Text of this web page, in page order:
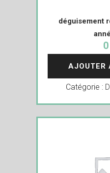
déguisement
AJOUTER
Catégorie :